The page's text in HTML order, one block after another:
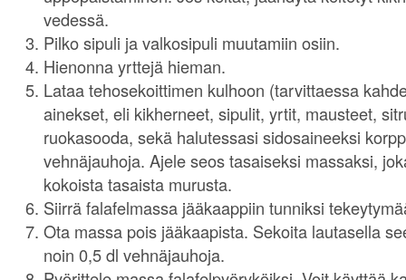
vedessä.
Pilko sipuli ja valkosipuli muutamiin osiin.
Hienonna yrttejä hieman.
Lataa tehosekoittimen kulhoon (tarvittaessa
ainekset, eli kikherneet, sipulit, yrtit, mausteet,
ruokasooda, sekä halutessasi sidosaineeksi
vehnäjauhoja. Ajele seos tasaiseksi massaksi,
kokoista tasaista murusta.
Siirrä falafelmassa jääkaappiin tunniksi
Ota massa pois jääkaapista. Sekoita lautasella
noin 0,5 dl vehnäjauhoja.